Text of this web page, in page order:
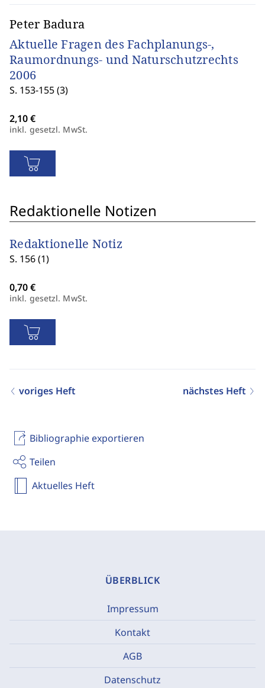
Bibliographie exportieren
Teilen
Aktuelles Heft
Peter Badura
Aktuelle Fragen des Fachplanungs-,
Raumordnungs- und Naturschutzrechts
2006
S. 153-155 (3)
inkl. gesetzl. MwSt.
Redaktionelle Notizen
Redaktionelle Notiz
S. 156 (1)
inkl. gesetzl. MwSt.
voriges Heft nächstes Heft
ÜBERBLICK
Impressum
Kontakt
AGB
Datenschutz